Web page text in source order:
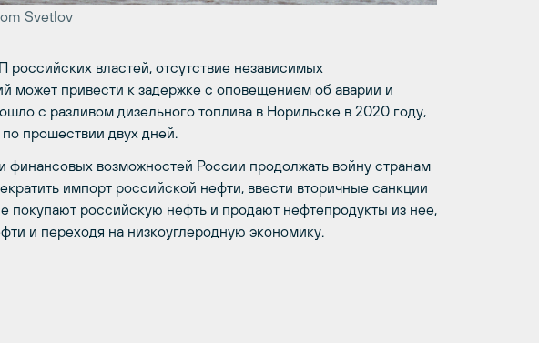
Svetlov
властей, отсутствие независимых
может привести к задержке с оповещением об аварии и
с разливом дизельного топлива в Норильске в 2020 году,
по прошествии двух дней.
финансовых возможностей России продолжать войну странам
импорт российской нефти, ввести вторичные санкции
покупают российскую нефть и продают нефтепродукты из нее,
и переходя на низкоуглеродную экономику.